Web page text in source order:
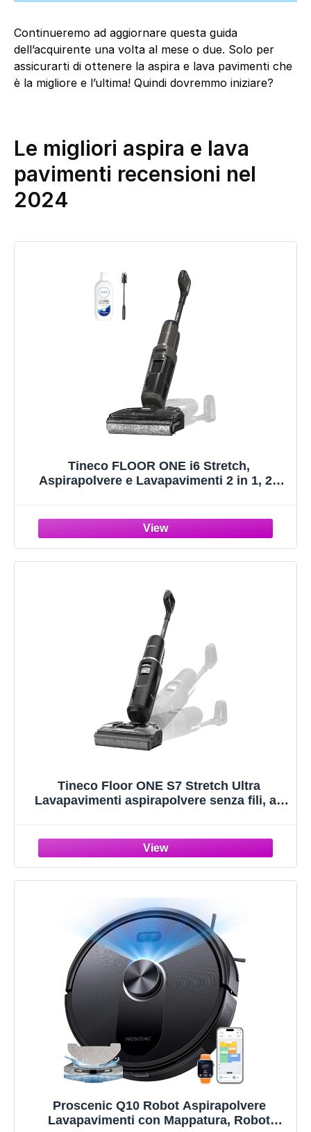
Continueremo ad aggiornare questa guida
dell’acquirente una volta al mese o due. Solo per
assicurarti di ottenere la aspira e lava pavimenti che
è la migliore e l’ultima! Quindi dovremmo iniziare?
Le migliori aspira e lava
pavimenti recensioni nel
2024
Tineco FLOOR ONE i6 Stretch,
Aspirapolvere e Lavapavimenti 2 in 1, 20
Autonomia, Batteria Pouch Cell
Tineco Floor ONE S7 Stretch Ultra
Lavapavimenti aspirapolvere senza fili, ad
auto-pulizia FlashDry a 85°C
Proscenic Q10 Robot Aspirapolvere
Lavapavimenti con Mappatura, Robot